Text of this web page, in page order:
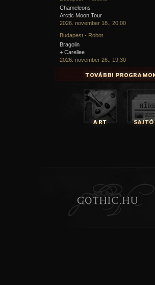
Chameleons
Arctic Moon Tour
2026. november 18., 20:00
Budapest - Robot
Bragolin
+ Carellee
2026. november 26., 19:30